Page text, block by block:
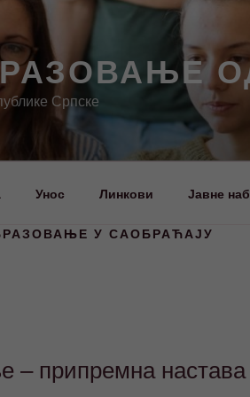
Српске
Унос Линкови Јавне
У САОБРАЋАЈУ
– припремна настава